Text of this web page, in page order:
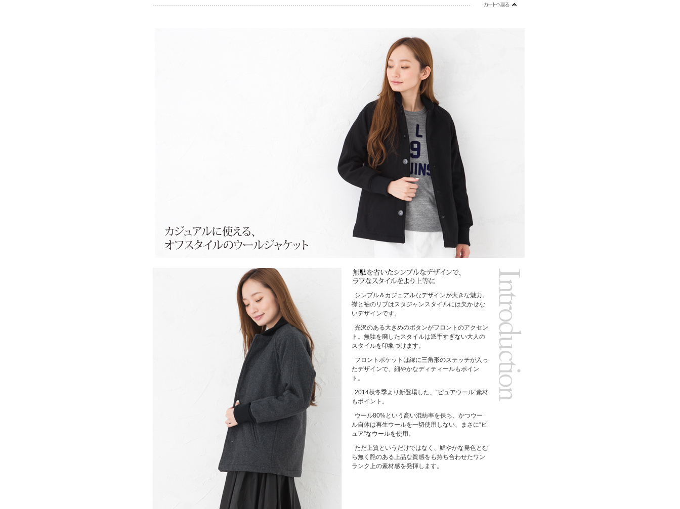
シンプル＆カジュアルなデザインが大きな魅力。
襟と袖のリブはスタジャンスタイルには欠かせな
いデザインです。
光沢のある大きめのボタンがフロントのアクセン
ト。無駄を廃したスタイルは派手すぎない大人の
スタイルを印象づけます。
フロントポケットは縁に三角形のステッチが入っ
たデザインで、細やかなディティールもポイン
ト。
2014秋冬季より新登場した、“ピュアウール”素材
もポイント。
ウール80%という高い混紡率を保ち、かつウー
ル自体は再生ウールを一切使用しない、まさに“ピ
ュア”なウールを使用。
ただ上質というだけではなく、鮮やかな発色とむ
ら無く艶のある上品な質感をも持ち合わせたワン
ランク上の素材感を発揮します。